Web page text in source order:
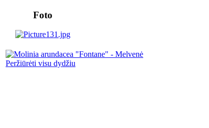
Foto
Peržiūrėti visu dydžiu